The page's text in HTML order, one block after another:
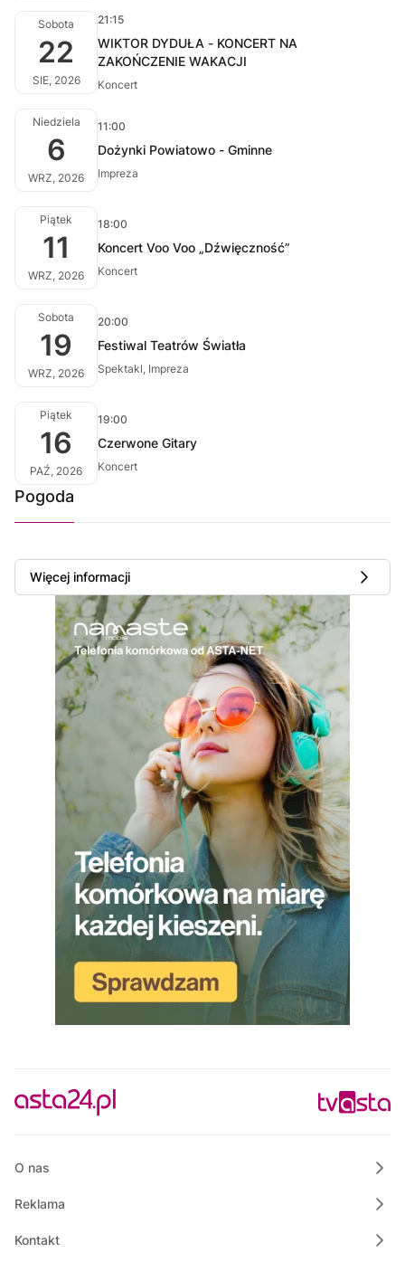
Sobota
22
SIE, 2026
21:15
WIKTOR DYDUŁA - KONCERT NA
ZAKOŃCZENIE WAKACJI
Koncert
Niedziela
6
WRZ, 2026
11:00
Dożynki Powiatowo - Gminne
Impreza
Piątek
11
WRZ, 2026
18:00
Koncert Voo Voo „Dźwięczność”
Koncert
Sobota
19
WRZ, 2026
20:00
Festiwal Teatrów Światła
Spektakl, Impreza
Piątek
16
PAŹ, 2026
19:00
Czerwone Gitary
Koncert
Pogoda
Więcej informacji
O nas
Reklama
Kontakt